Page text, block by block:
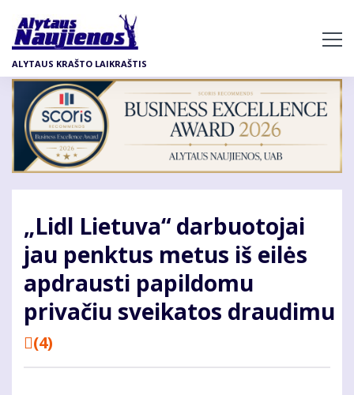
pagrindinį
turinį
ALYTAUS KRAŠTO LAIKRAŠTIS
„Lidl Lietuva“ darbuotojai
jau penktus metus iš eilės
apdrausti papildomu
privačiu sveikatos draudimu
(4)